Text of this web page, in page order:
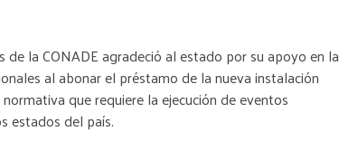
la CONADE agradeció al estado por su apoyo en la
al abonar el préstamo de la nueva instalación
que requiere la ejecución de eventos
estados del país.